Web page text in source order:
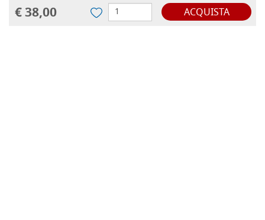
€ 38,00 ACQUISTA